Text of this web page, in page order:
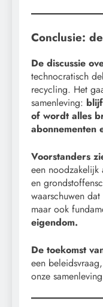
Conclusie:
De discussie
technocratisch
recycling. Het
samenleving:
of wordt alles
abonnementen
Voorstanders
een
en
waarschuwen
maar ook
eigendom.
De toekomst
een
onze